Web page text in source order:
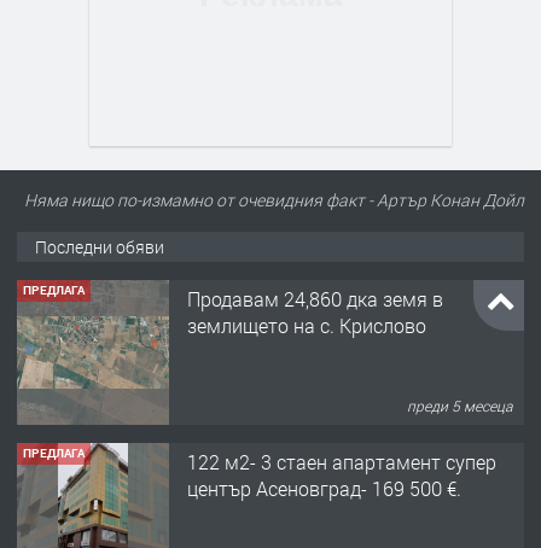
Няма нищо по-измамно от очевидния факт - Артър Конан Дойл
Последни обяви
ПРЕДЛАГА
Продавам 24,860 дка земя в
землището на с. Крислово
преди 5 месеца
ПРЕДЛАГА
122 м2- 3 стаен апартамент супер
център Асеновград- 169 500 €.